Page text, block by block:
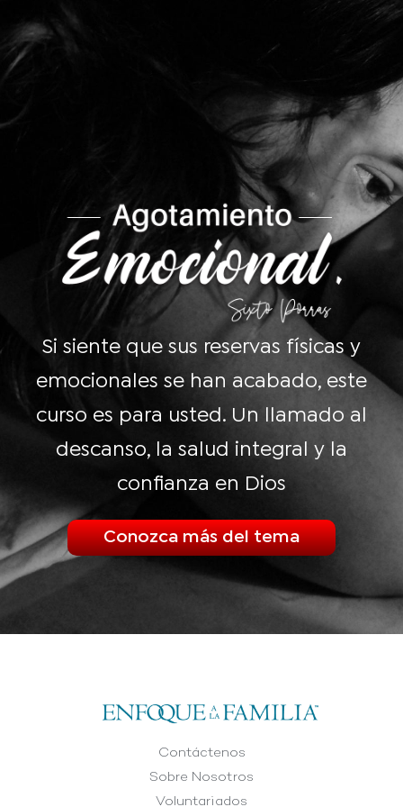
Si siente que sus reservas físicas y
emocionales se han acabado, este
curso es para usted. Un llamado al
descanso, la salud integral y la
confianza en Dios
Conozca más del tema
Contáctenos
Sobre Nosotros
Voluntariados